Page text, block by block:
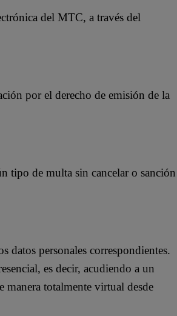
del MTC, a través del
por el derecho de emisión de la
tipo de multa sin cancelar o sanción
datos personales correspondientes.
es decir, acudiendo a un
manera totalmente virtual desde